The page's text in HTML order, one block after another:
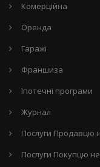
Комерційна
Оренда
Гаражі
Франшиза
Іпотечні програми
Журнал
Послуги Продавцю
Послуги Покупцю